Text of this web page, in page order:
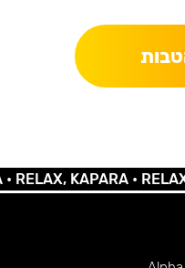
KAPARA •RELAX,